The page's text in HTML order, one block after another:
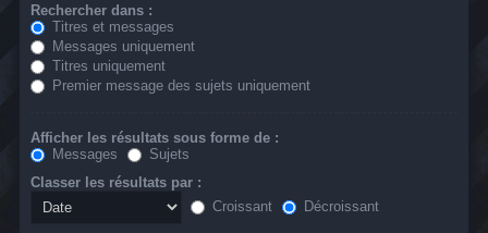
Rechercher dans :
Titres et messages
Messages uniquement
Titres uniquement
Premier message des sujets uniquement
Afficher les résultats sous forme de :
Messages
Sujets
Classer les résultats par :
Croissant
Décroissant